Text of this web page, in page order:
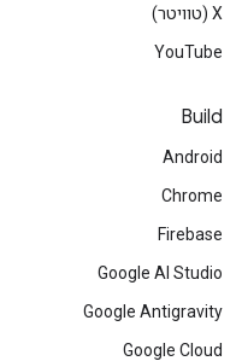
‫X (טוויטר)
YouTube
Build
Android
Chrome
Firebase
Google AI Studio
Google Antigravity
Google Cloud